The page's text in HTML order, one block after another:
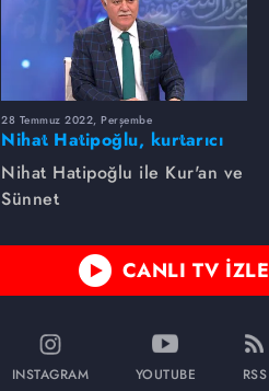
28 Temmuz 2022, Perşembe
Nihat Hatipoğlu, kurtarıcı
amelleri anlatıyor...
Nihat Hatipoğlu ile Kur'an ve
Sünnet
CANLI TV İZLE
INSTAGRAM YOUTUBE RSS